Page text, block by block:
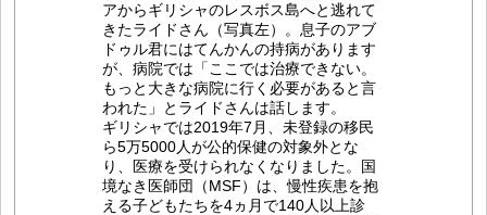
アからギリシャのレスボス島へと逃れて
きたライドさん（写真左）。息子のアブ
ドゥル君にはてんかんの持病があります
が、病院では「ここでは治療できない。
もっと大きな病院に行く必要があると言
われた」とライドさんは話します。
ギリシャでは2019年7月、未登録の移民
ら5万5000人が公的保健の対象外とな
り、医療を受けられなくなりました。国
境なき医師団（MSF）は、慢性疾患を抱
える子どもたちを4ヵ月で140人以上診